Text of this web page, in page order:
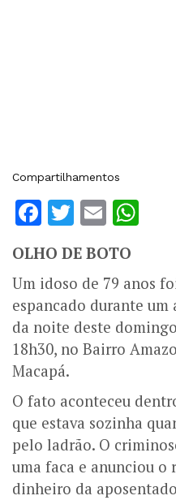
Compartilhamentos
Facebook
Twitter
Email
OLHO DE BOTO
Um idoso de 79 anos
espancado durante
da noite deste
18h30, no Bairro
Macapá.
O fato aconteceu
que estava sozinha
pelo ladrão. O
uma faca e anunciou o
dinheiro da